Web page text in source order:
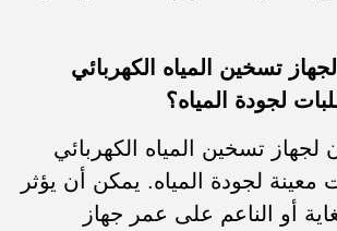
3: هل لجهاز تسخين المياه الكهربائي
لجودة المياه؟
لجهاز تسخين المياه الكهربائي
معينة لجودة المياه. يمكن أن يؤثر
أو الناعم على عمر جهاز